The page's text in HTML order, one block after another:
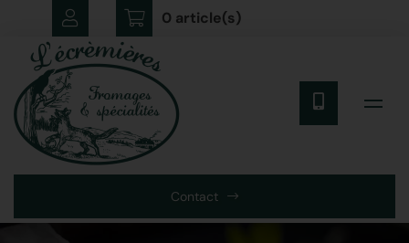
0 article(s)
Contact